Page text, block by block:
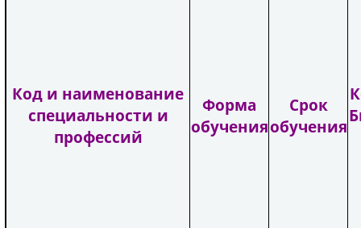
Код и наименование
специальности и
профессий
Форма
обучения
Срок
обучения